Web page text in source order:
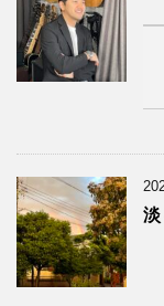
淡